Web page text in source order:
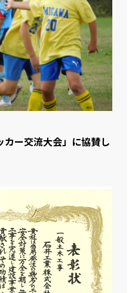
ー交流大会」に協賛し